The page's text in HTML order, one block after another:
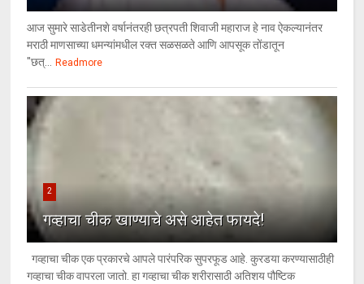
आज सुमारे साडेतीनशे वर्षानंतरही छत्रपती शिवाजी महाराज हे नाव ऐकल्यानंतर
मराठी माणसाच्या धमन्यांमधील रक्त सळसळते आणि आपसूक तोंडातून
"छत्... Readmore
2
गव्हाचा चीक खाण्याचे असे आहेत फायदे!
गव्हाचा चीक एक प्रकारचे आपले पारंपरिक सुपरफूड आहे. कुरडया करण्यासाठीही
गव्हाचा चीक वापरला जातो. हा गव्हाचा चीक शरीरासाठी अतिशय पौष्टिक